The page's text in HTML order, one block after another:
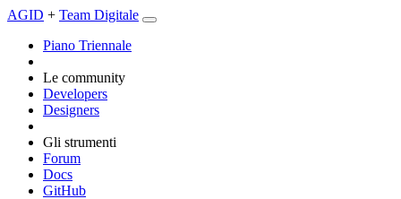
AGID + Team Digitale
Piano Triennale
Le community
Developers
Designers
Gli strumenti
Forum
Docs
GitHub